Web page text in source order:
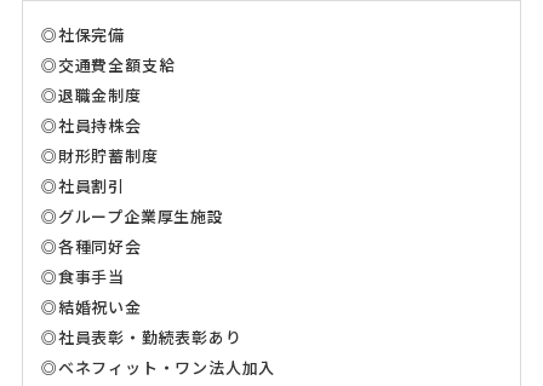
◎社保完備
◎交通費全額支給
◎退職金制度
◎社員持株会
◎財形貯蓄制度
◎社員割引
◎グループ企業厚生施設
◎各種同好会
◎食事手当
◎結婚祝い金
◎社員表彰・勤続表彰あり
◎ベネフィット・ワン法人加入